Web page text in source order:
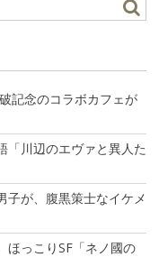
記念のコラボカフェが
「川辺のエヴァと異人た
子が、腹黒策士なイケメ
ほっこりSF「ネノ國の